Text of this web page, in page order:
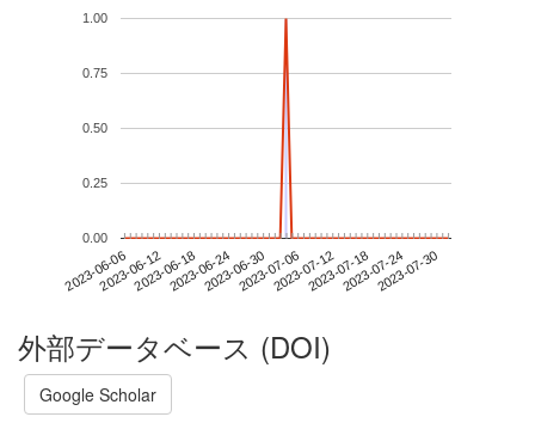
2023-06-062023-06-122023-06-182023-06-242023-06-302023-07-062023-07-122023-07-182023-07-242023-07-30
0.00
0.25
0.50
0.75
1.00
外部データベース (DOI)
Google Scholar